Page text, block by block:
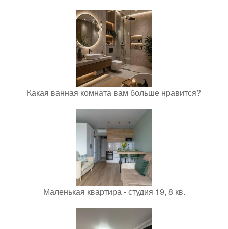
Какая ванная комната вам больше нравится?
Маленькая квартира - студия 19, 8 кв.